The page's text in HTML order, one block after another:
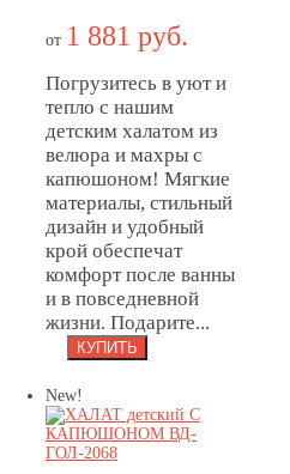
ВЕЛЮР-МАХРА
от 1 881 руб.
Погрузитесь в уют и
тепло с нашим
детским халатом из
велюра и махры с
капюшоном! Мягкие
материалы, стильный
дизайн и удобный
крой обеспечат
комфорт после ванны
и в повседневной
жизни. Подарите...
New!